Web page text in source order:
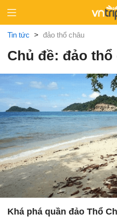
content
Tin tức > đảo thổ châu
Chủ đề: đảo thổ
Khá phá quần đảo Thổ